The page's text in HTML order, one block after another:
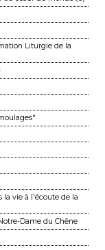
Liturgie de la
la vie à l'écoute de la
Dame du Chêne